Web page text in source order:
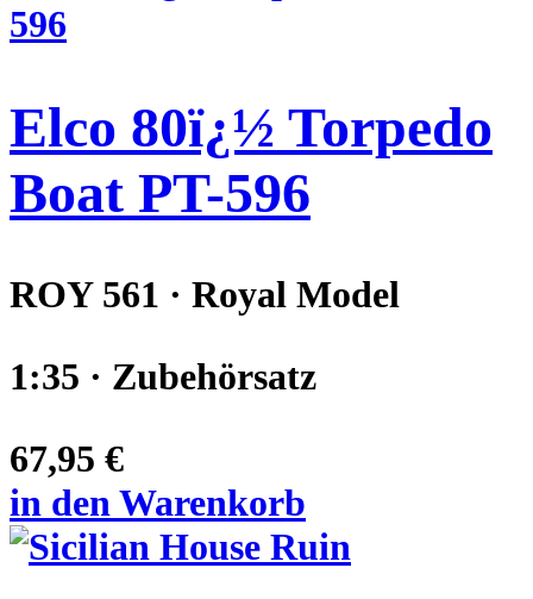
Elco 80ï¿½ Torpedo
Boat PT-596
ROY 561 · Royal Model
1:35 · Zubehörsatz
67,95 €
in den Warenkorb